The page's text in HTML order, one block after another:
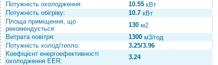
Потужність охолодження:
10.55 кВт
Потужність обігріву:
10.7 кВт
Площа приміщення, що
рекомендується:
130 м2
Витрата повітря:
1300 м3/год
Потужність холод/тепло:
3.25/3.96
Коефіцієнт енергоефективності
охолодження EER:
3.24